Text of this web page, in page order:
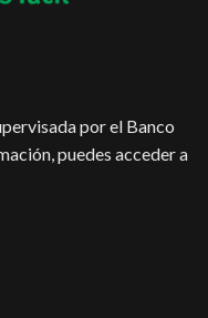
por el Banco
puedes acceder a